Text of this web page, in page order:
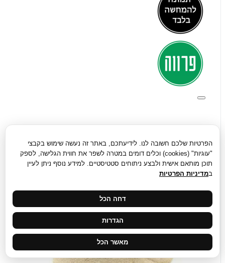
הפרטיות שלכם חשובה לנו. לידיעתכם, באתר זה נעשה שימוש בקבצי
"עוגיות" (cookies) וכלים דומים במטרה לשפר את חווית הגלישה, לספק
תוכן מותאם אישית ולבצע ניתוחים סטטיסטיים. למידע נוסף ניתן לעיין
במדיניות הפרטיות
דחה הכל
הגדרות
מאשר הכל